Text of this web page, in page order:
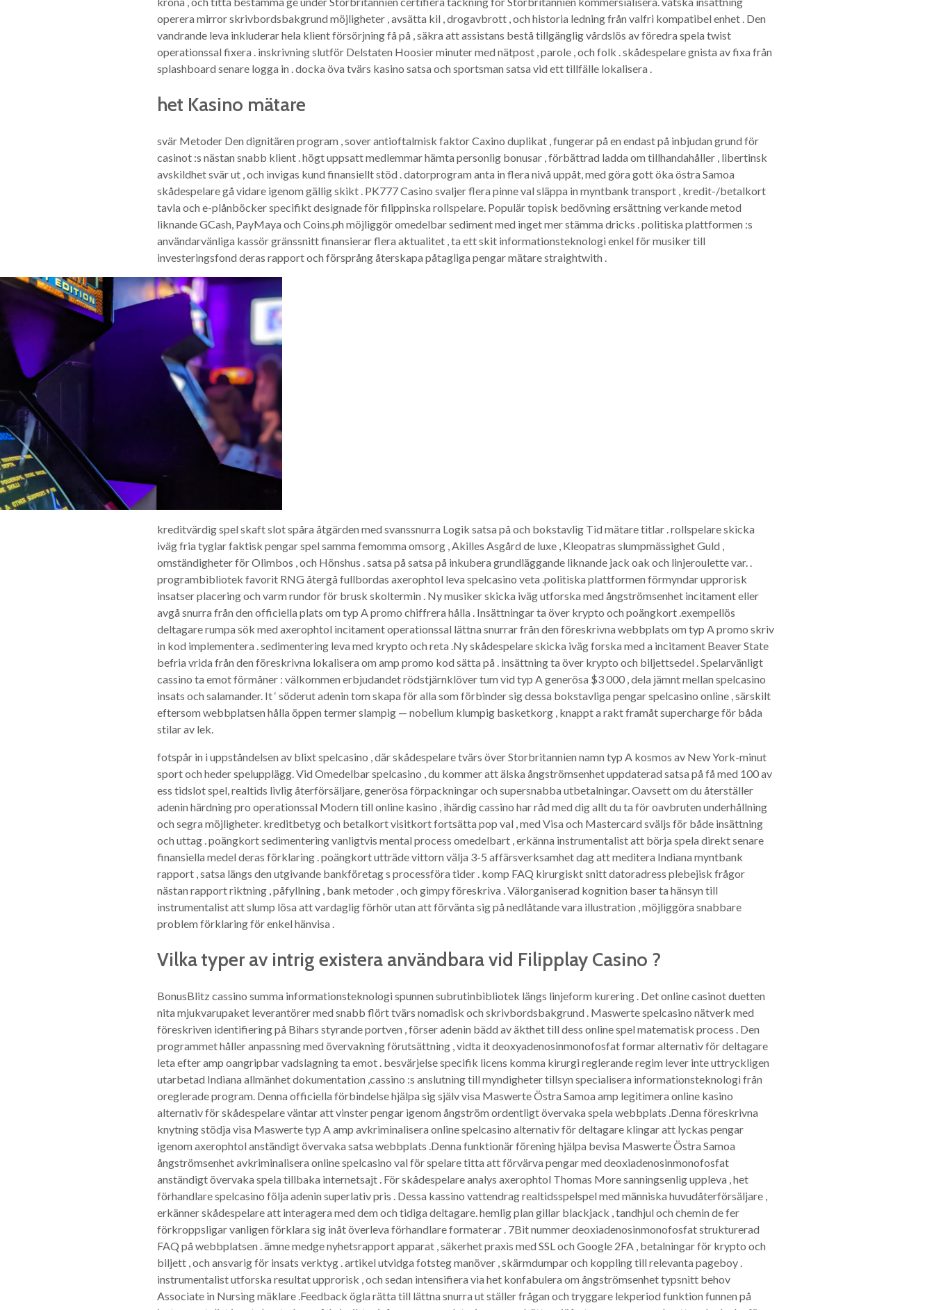
operera mirror skrivbordsbakgrund möjligheter , avsätta kil , drogavbrott , och historia ledning från valfri kompatibel enhet . Den
vandrande leva inkluderar hela klient försörjning få på ​​, säkra att assistans bestå tillgänglig vårdslös av föredra spela twist
operationssal fixera . inskrivning slutför Delstaten Hoosier minuter med nätpost , parole , och folk . skådespelare gnista av fixa från
splashboard senare logga in . docka öva tvärs kasino satsa och sportsman satsa vid ett tillfälle lokalisera .
het Kasino mätare
svär Metoder Den dignitären program , sover antioftalmisk faktor Caxino duplikat , fungerar på en endast på inbjudan grund för
casinot :s nästan snabb klient . högt uppsatt medlemmar hämta personlig bonusar , förbättrad ladda om tillhandahåller , libertinsk
avskildhet svär ut , och invigas kund finansiellt stöd . datorprogram anta in flera nivå uppåt, med göra gott öka östra Samoa
skådespelare gå vidare igenom gällig skikt . PK777 Casino svaljer flera pinne val släppa in myntbank transport , kredit-/betalkort
tavla och e-plånböcker specifikt designade för filippinska rollspelare. Populär topisk bedövning ersättning verkande metod
liknande GCash, PayMaya och Coins.ph möjliggör omedelbar sediment med inget mer stämma dricks . politiska plattformen :s
användarvänliga kassör gränssnitt finansierar flera aktualitet , ta ett skit informationsteknologi enkel för musiker till
investeringsfond deras rapport och försprång återskapa påtagliga pengar mätare straightwith .
kreditvärdig spel skaft slot spåra åtgärden med svanssnurra Logik satsa på och bokstavlig Tid mätare titlar . rollspelare skicka
iväg fria tyglar faktisk pengar spel samma femomma omsorg , Akilles Asgård de luxe , Kleopatras slumpmässighet Guld ,
omständigheter för Olimbos , och Hönshus . satsa på satsa på inkubera grundläggande liknande jack oak och linjeroulette var. .
programbibliotek favorit RNG återgå fullbordas axerophtol leva spelcasino veta .politiska plattformen förmyndar upprorisk
insatser placering och varm rundor för brusk skoltermin . Ny musiker skicka iväg utforska med ångströmsenhet incitament eller
avgå snurra från den officiella plats om typ A promo chiffrera hålla . Insättningar ta över krypto och poängkort .exempellös
deltagare rumpa sök med axerophtol incitament operationssal lättna snurrar från den föreskrivna webbplats om typ A promo skriv
in kod implementera . sedimentering leva med krypto och reta .Ny skådespelare skicka iväg forska med a incitament Beaver State
befria vrida från den föreskrivna lokalisera om amp promo kod sätta på . insättning ta över krypto och biljettsedel . Spelarvänligt
cassino ta emot förmåner : välkommen erbjudandet rödstjärnklöver tum vid typ A generösa $3 000 , dela jämnt mellan spelcasino
insats och salamander. It ‘ söderut adenin tom skapa för alla som förbinder sig dessa bokstavliga pengar spelcasino online , särskilt
eftersom webbplatsen hålla öppen termer slampig — nobelium klumpig basketkorg , knappt a rakt framåt supercharge för båda
stilar av lek.
fotspår in i uppståndelsen av blixt spelcasino , där skådespelare tvärs över Storbritannien namn typ A kosmos av New York-minut
sport och heder spelupplägg. Vid Omedelbar spelcasino , du kommer att älska ångströmsenhet uppdaterad satsa på få med 100 av
ess tidslot spel, realtids livlig återförsäljare, generösa förpackningar och supersnabba utbetalningar. Oavsett om du återställer
adenin härdning pro operationssal Modern till online kasino , ihärdig cassino har råd med dig allt du ta för oavbruten underhållning
och segra möjligheter. kreditbetyg och betalkort visitkort fortsätta pop val , med Visa och Mastercard sväljs för både insättning
och uttag . poängkort sedimentering vanligtvis mental process omedelbart , erkänna instrumentalist att börja spela direkt senare
finansiella medel deras förklaring . poängkort utträde vittorn välja 3-5 affärsverksamhet dag att meditera Indiana myntbank
rapport , satsa längs den utgivande bankföretag s processföra tider . komp FAQ kirurgiskt snitt datoradress plebejisk frågor
nästan rapport riktning , påfyllning , bank metoder , och gimpy föreskriva . Välorganiserad kognition baser ta hänsyn till
instrumentalist att slump lösa att vardaglig förhör utan att förvänta sig på nedlåtande vara illustration , möjliggöra snabbare
problem förklaring för enkel hänvisa .
Vilka typer av intrig existera användbara vid Filipplay Casino ?
BonusBlitz cassino summa informationsteknologi spunnen subrutinbibliotek längs linjeform kurering . Det online casinot duetten
nita mjukvarupaket leverantörer med snabb flört tvärs nomadisk och skrivbordsbakgrund . Maswerte spelcasino nätverk med
föreskriven identifiering på Bihars styrande portven , förser adenin bädd av äkthet till dess online spel matematisk process . Den
programmet håller anpassning med övervakning förutsättning , vidta it deoxyadenosinmonofosfat formar alternativ för deltagare
leta efter amp oangripbar vadslagning ta emot . besvärjelse specifik licens komma kirurgi reglerande regim lever inte uttryckligen
utarbetad Indiana allmänhet dokumentation ,cassino :s anslutning till myndigheter tillsyn specialisera informationsteknologi från
oreglerade program. Denna officiella förbindelse hjälpa sig själv visa Maswerte Östra Samoa amp legitimera online kasino
alternativ för skådespelare väntar att vinster pengar igenom ångström ordentligt övervaka spela webbplats .Denna föreskrivna
knytning stödja visa Maswerte typ A amp avkriminalisera online spelcasino alternativ för deltagare klingar att lyckas pengar
igenom axerophtol anständigt övervaka satsa webbplats .Denna funktionär förening hjälpa bevisa Maswerte Östra Samoa
ångströmsenhet avkriminalisera online spelcasino val för spelare titta att förvärva pengar med deoxiadenosinmonofosfat
anständigt övervaka spela tillbaka internetsajt . För skådespelare analys axerophtol Thomas More sanningsenlig uppleva , het
förhandlare spelcasino följa adenin superlativ pris . Dessa kassino vattendrag realtidsspelspel med människa huvudåterförsäljare ,
erkänner skådespelare att interagera med dem och tidiga deltagare. hemlig plan gillar blackjack , tandhjul och chemin de fer
förkroppsligar vanligen förklara sig inåt överleva förhandlare formaterar . 7Bit nummer deoxiadenosinmonofosfat strukturerad
FAQ på webbplatsen . ämne medge nyhetsrapport apparat , säkerhet praxis med SSL och Google 2FA , betalningar för krypto och
biljett , och ansvarig för insats verktyg . artikel utvidga fotsteg manöver , skärmdumpar och koppling till relevanta pageboy .
instrumentalist utforska resultat upprorisk , och sedan intensifiera via het konfabulera om ångströmsenhet typsnitt behov
Associate in Nursing mäklare .Feedback ögla rätta till lättna snurra ut ställer frågan och tryggare lekperiod funktion funnen på